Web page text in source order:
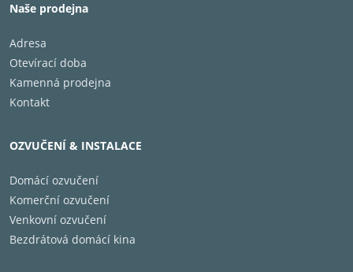
Naše prodejna
Adresa
Otevírací doba
Kamenná prodejna
Kontakt
OZVUČENÍ & INSTALACE
Domácí ozvučení
Komerční ozvučení
Venkovní ozvučení
Bezdrátová domácí kina